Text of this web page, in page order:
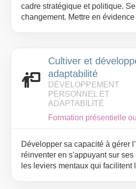
cadre stratégique et politique.
changement. Mettre en
mettre en place le suivi de son
Cultiver et
adaptabilité
DÉVELOPPEMENT
PERSONNEL ET
ADAPTABILITÉ
Formation présentielle
Développer sa capacité à gérer
réinventer en s'appuyant sur
les leviers mentaux qui facilitent